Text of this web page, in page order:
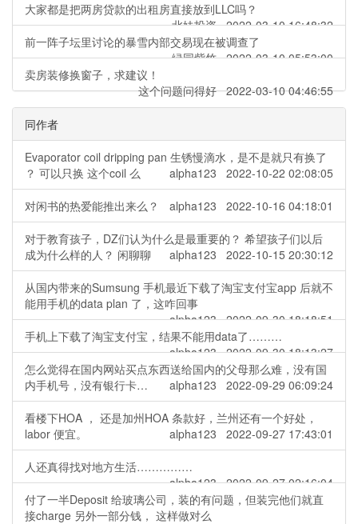
大家都是把两房贷款的出租房直接放到LLC吗？
北妹投资 2022-03-10 16:48:32
前一阵子坛里讨论的暴雪内部交易现在被调查了
绿园紫竹 2022-03-10 05:53:00
卖房装修换窗子，求建议！
这个问题问得好 2022-03-10 04:46:55
同作者
Evaporator coil dripping pan 生锈慢滴水，是不是就只有换了
？ 可以只换 这个coil 么
alpha123 2022-10-22 02:08:05
对闲书的热爱能推出来么？ alpha123 2022-10-16 04:18:01
对于教育孩子，DZ们认为什么是最重要的？ 希望孩子们以后
成为什么样的人？ 闲聊聊
alpha123 2022-10-15 20:30:12
从国内带来的Sumsung 手机最近下载了淘宝支付宝app 后就不
能用手机的data plan 了，这咋回事
alpha123 2022-09-30 18:18:51
手机上下载了淘宝支付宝，结果不能用data了………
alpha123 2022-09-30 18:13:27
怎么觉得在国内网站买点东西送给国内的父母那么难，没有国
内手机号，没有银行卡…
alpha123 2022-09-29 06:09:24
看楼下HOA ， 还是加州HOA 条款好，兰州还有一个好处，
labor 便宜。
alpha123 2022-09-27 17:43:01
人还真得找对地方生活……………
alpha123 2022-09-27 02:16:04
付了一半Deposit 给玻璃公司，装的有问题，但装完他们就直
接charge 另外一部分钱， 这样做对么